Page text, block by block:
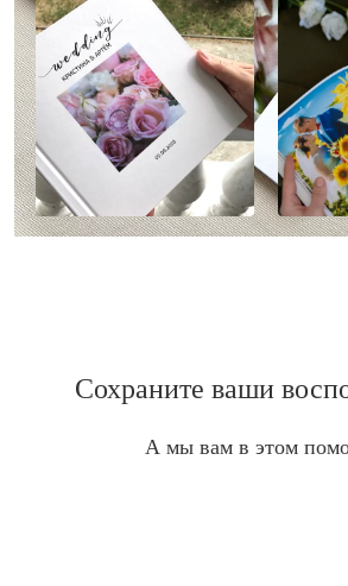
Сохраните ваши
А мы вам в этом